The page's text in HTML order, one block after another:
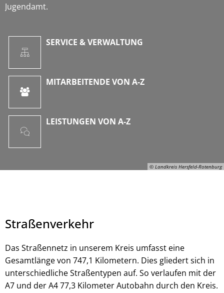
© Landkreis Hersfeld-Rotenburg
© Landkreis Hersfeld-Rotenburg
Jugendamt.
SERVICE & VERWALTUNG
MITARBEITENDE VON A-Z
LEISTUNGEN VON A-Z
Straßenverkehr
Das Straßennetz in unserem Kreis umfasst eine
Gesamtlänge von 747,1 Kilometern. Dies gliedert sich in
unterschiedliche Straßentypen auf. So verlaufen mit der
A7 und der A4 77,3 Kilometer Autobahn durch den Kreis.